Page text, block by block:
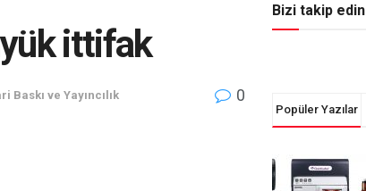
ittifak
Baskı ve Yayıncılık 0
Bizi takip edin
Popüler Yazılar